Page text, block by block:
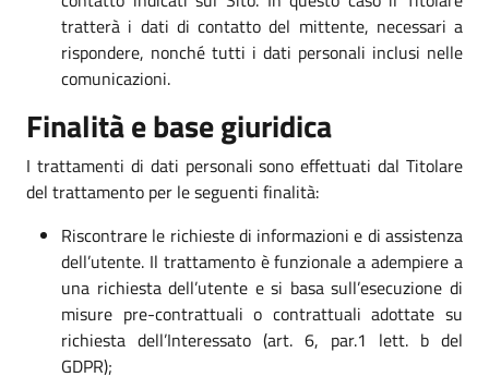
tratterà i dati di contatto del mittente, necessari a
rispondere, nonché tutti i dati personali inclusi nelle
comunicazioni.
Finalità e base giuridica
I trattamenti di dati personali sono effettuati dal Titolare
del trattamento per le seguenti finalità:
Riscontrare le richieste di informazioni e di assistenza
dell’utente. Il trattamento è funzionale a adempiere a
una richiesta dell’utente e si basa sull’esecuzione di
misure pre-contrattuali o contrattuali adottate su
richiesta dell’Interessato (art. 6, par.1 lett. b del
GDPR);